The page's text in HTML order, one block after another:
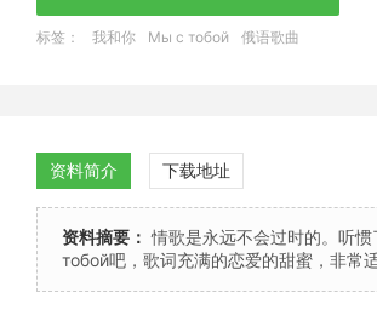
标签： 我和你 Мы с тобой 俄语歌曲
资料简介 下载地址
资料摘要： 情歌是永远不会过时的。听
тобой吧，歌词充满的恋爱的甜蜜，非常